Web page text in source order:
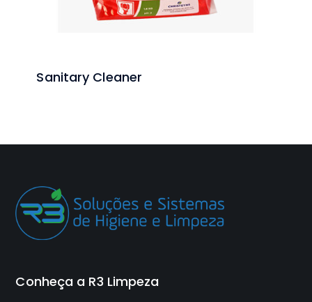
Sanitary Cleaner
Conheça a R3 Limpeza